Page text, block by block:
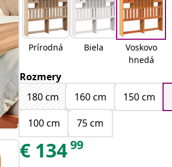
Prírodná Biela
Voskovo
hnedá
Rozmery
180 cm
160 cm 150 cm
100 cm
75 cm
€ 13499